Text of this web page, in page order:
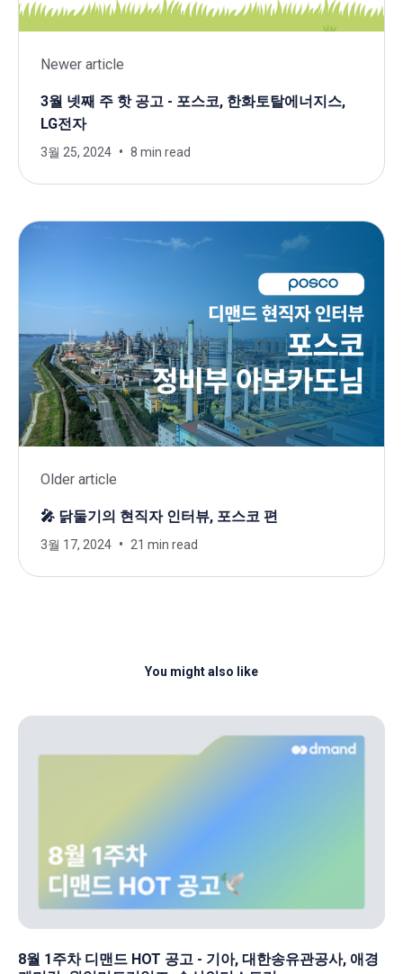
Newer article
3월 넷째 주 핫 공고 - 포스코, 한화토탈에너지스,
LG전자
3월 25, 2024 8 min read
Older article
🎤 닭둘기의 현직자 인터뷰, 포스코 편
3월 17, 2024 21 min read
You might also like
8월 1주차 디맨드 HOT 공고 - 기아, 대한송유관공사, 애경